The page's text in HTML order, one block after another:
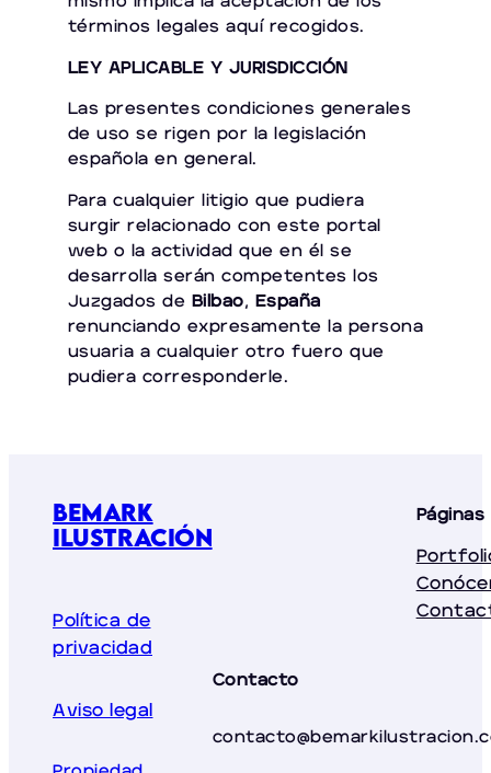
términos legales aquí recogidos.
LEY APLICABLE Y JURISDICCIÓN
Las presentes condiciones generales
de uso se rigen por la legislación
española en general.
Para cualquier litigio que pudiera
surgir relacionado con este portal
web o la actividad que en él se
desarrolla serán competentes los
Juzgados de
Bilbao,
España
renunciando expresamente la persona
usuaria a cualquier otro fuero que
pudiera corresponderle.
bemark
ilustración
Política de
privacidad
Aviso legal
Páginas
Contacto